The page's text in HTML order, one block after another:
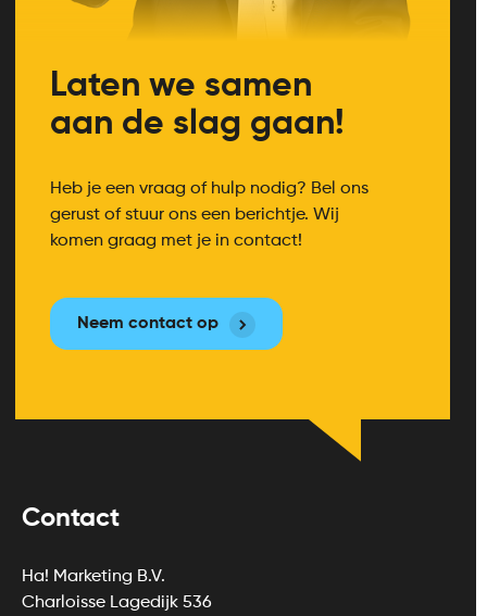
Laten we samen
aan de slag gaan!
Heb je een vraag of hulp nodig? Bel ons
gerust of stuur ons een berichtje. Wij
komen graag met je in contact!
Neem contact op
Contact
Ha! Marketing B.V.
Charloisse Lagedijk 536